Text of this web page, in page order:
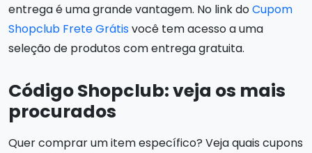
entrega é uma grande vantagem. No link doCupom
Shopclub Frete Grátisvocê tem acesso a uma
seleção de produtos com entrega gratuita.
Código Shopclub: veja os mais
procurados
Quer comprar um item específico? Veja quais cupons